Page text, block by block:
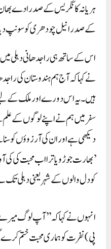
ہریانہ کانگریس کے صدر ادے
کے صدر انیل چودھری کو سونپ
اس کے ساتھ ہی راجدھانی دہلی
نے کہا کہ آج ہم ہندوستان کی
ہیں۔ یہ اس دورے اور ملک کے
سفر میں ہم نے اپنے لوگوں کے
دیکھی ہے اور ان کی آرزوؤں کو
’بھارت جوڑو یاترا اب محبت کی کی
کو دل والوں کے شہر یعنی دہلی
انہوں نے کہا کہ ’’آپ لوگ
پی) نفرت کو ہماری محبت ختم